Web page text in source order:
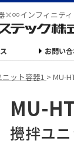
×∞インフィニティ
お問い
ット容器1 > MU-
MU-
攪拌ユ